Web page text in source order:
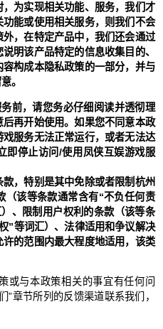
为实现相关功能、服务，我们才
能或使用相关服务，则我们不会
，在特定产品中，我们还会通过
明该产品特定的信息收集目的、
构成本隐私政策的一部分，并与
。
前，请您务必仔细阅读并透彻理
再开始使用。如果您不同意本政
服务无法正常运行，或者无法达
即停止访问/使用凤侠互娱游戏服
，特别是其中免除或者限制杭州
（该等条款通常含有“不负任何责
、限制用户权利的条款（该等条
”等词汇）、法律适用和争议解决
的范围内最大程度地适用，该类
或与本政策相关的事宜有任何问
”章节所列的反馈渠道联系我们，